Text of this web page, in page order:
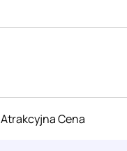
Atrakcyjna Cena